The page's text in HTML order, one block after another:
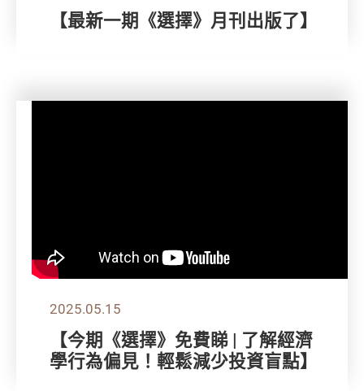
【最新一期《選擇》月刊出版了】
2025.05.15
【今期《選擇》免費睇 | 了解經濟
學行為偏見！輕鬆減少投資盲點】